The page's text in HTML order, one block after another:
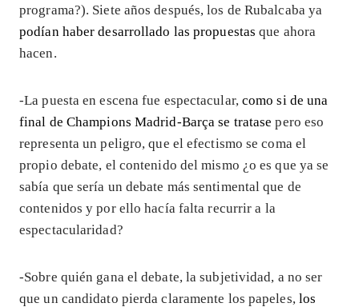
programa?). Siete años después, los de Rubalcaba ya
podían haber desarrollado las propuestas que ahora
hacen.
-La puesta en escena fue espectacular, como si de una
final de Champions Madrid-Barça se tratase pero eso
representa un peligro, que el efectismo se coma el
propio debate, el contenido del mismo ¿o es que ya se
sabía que sería un debate más sentimental que de
contenidos y por ello hacía falta recurrir a la
espectacularidad?
-Sobre quién gana el debate, la subjetividad, a no ser
que un candidato pierda claramente los papeles, los